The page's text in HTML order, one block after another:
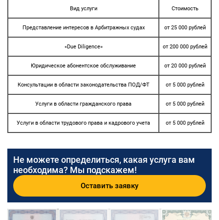
Вид услуги Стоимость
Представление интересов в Арбитражных судах от 25 000 рублей
«Due Diligence» от 200 000 рублей
Юридическое абонентское обслуживание от 20 000 рублей
Консультации в области законодательства ПОД/ФТ от 5 000 рублей
Услуги в области гражданского права от 5 000 рублей
Услуги в области трудового права и кадрового учета от 5 000 рублей
Не можете определиться, какая услуга вам
необходима? Мы подскажем!
Оставить заявку